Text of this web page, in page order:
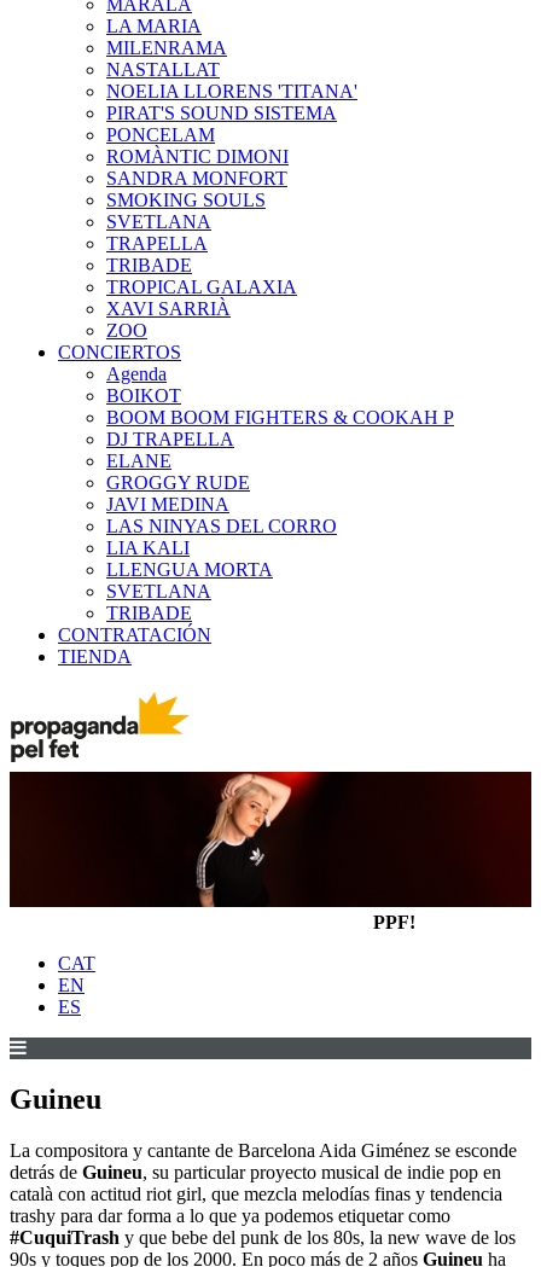
MARALA
LA MARIA
MILENRAMA
NASTALLAT
NOELIA LLORENS 'TITANA'
PIRAT'S SOUND SISTEMA
PONCELAM
ROMÀNTIC DIMONI
SANDRA MONFORT
SMOKING SOULS
SVETLANA
TRAPELLA
TRIBADE
TROPICAL GALAXIA
XAVI SARRIÀ
ZOO
CONCIERTOS
Agenda
BOIKOT
BOOM BOOM FIGHTERS & COOKAH P
DJ TRAPELLA
ELANE
GROGGY RUDE
JAVI MEDINA
LAS NINYAS DEL CORRO
LIA KALI
LLENGUA MORTA
SVETLANA
TRIBADE
CONTRATACIÓN
TIENDA
PPF!
CAT
EN
ES
Guineu
La compositora y cantante de Barcelona Aida Giménez se esconde
detrás de Guineu, su particular proyecto musical de indie pop en
català con actitud riot girl, que mezcla melodías finas y tendencia
trashy para dar forma a lo que ya podemos etiquetar como
#CuquiTrash y que bebe del punk de los 80s, la new wave de los
90s y toques pop de los 2000. En poco más de 2 años Guineu ha